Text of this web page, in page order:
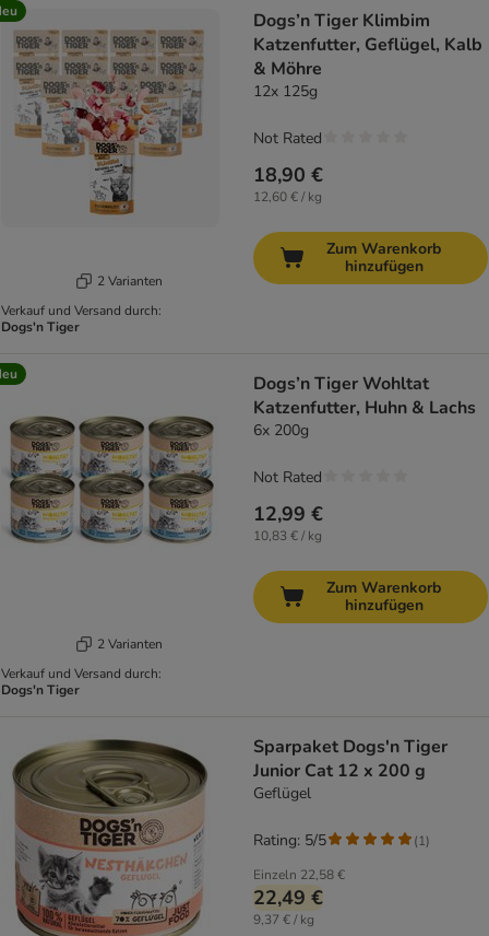
2 Varianten
Verkauf und Versand durch:
Dogs'n Tiger
Dogs’n Tiger Klimbim
Katzenfutter, Geflügel, Kalb
& Möhre
12x 125g
18,90 €
12,60 € / kg
Not Rated
Zum Warenkorb
hinzufügen
2 Varianten
Verkauf und Versand durch:
Dogs'n Tiger
Dogs’n Tiger Wohltat
Katzenfutter, Huhn & Lachs
6x 200g
12,99 €
10,83 € / kg
Not Rated
Zum Warenkorb
hinzufügen
Sparpaket Dogs'n Tiger
Junior Cat 12 x 200 g
Geflügel
Einzeln 22,58 €
22,49 €
9,37 € / kg
Rating: 5/5 (1)